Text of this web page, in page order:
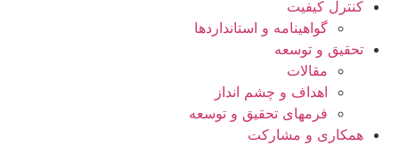
کنترل کیفیت
گواهينامه و استانداردها
تحقيق و توسعه
مقالات
اهداف و چشم انداز
فرمهای تحقیق و توسعه
همکاری و مشارکت